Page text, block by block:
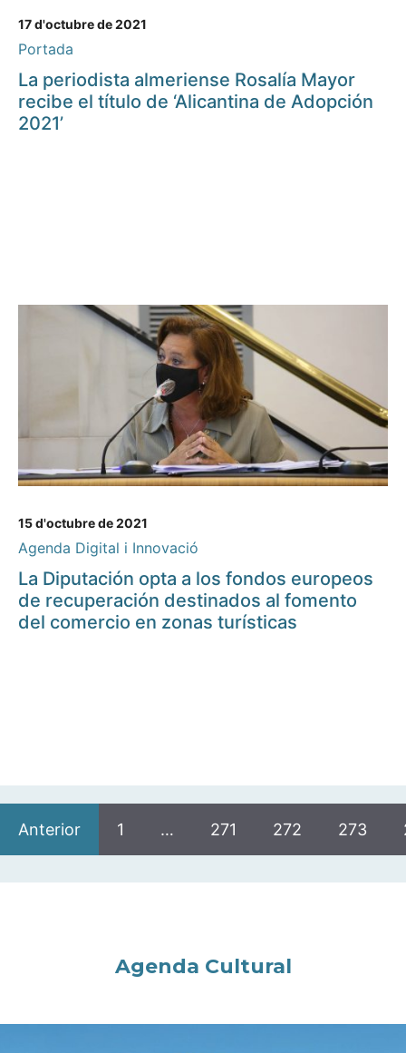
17 d'octubre de 2021
Portada
La periodista almeriense Rosalía Mayor
recibe el título de ‘Alicantina de Adopción
2021’
15 d'octubre de 2021
Agenda Digital i Innovació
La Diputación opta a los fondos europeos
de recuperación destinados al fomento
del comercio en zonas turísticas
Anterior 1 … 271 272 273
Agenda Cultural